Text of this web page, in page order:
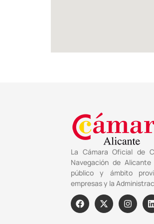
La Cámara Oficial de
Navegación de
público y ámbito
empresas y la